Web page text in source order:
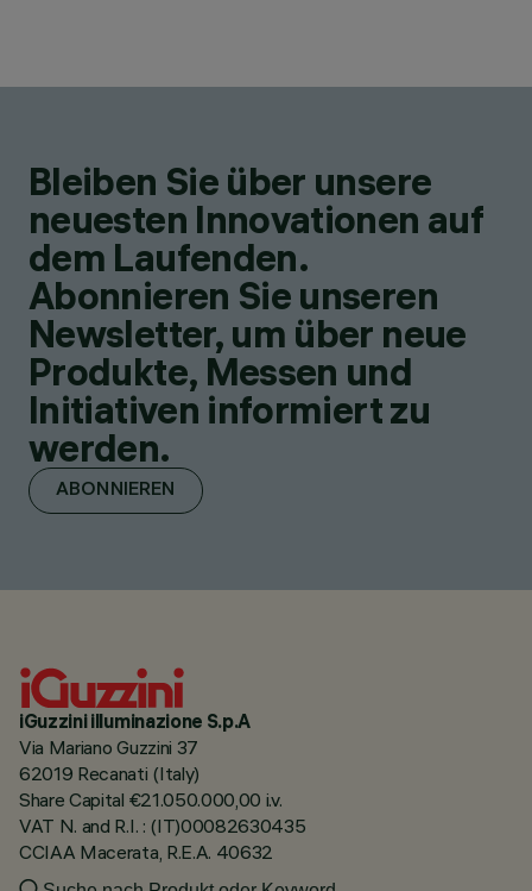
Bleiben Sie über unsere
neuesten Innovationen auf
dem Laufenden.
Abonnieren Sie unseren
Newsletter, um über neue
Produkte, Messen und
Initiativen informiert zu
werden.
ABONNIEREN
iGuzzini illuminazione S.p.A
Via Mariano Guzzini 37
62019 Recanati (Italy)
Share Capital €21.050.000,00 i.v.
VAT N. and R.I. : (IT)00082630435
CCIAA Macerata, R.E.A. 40632